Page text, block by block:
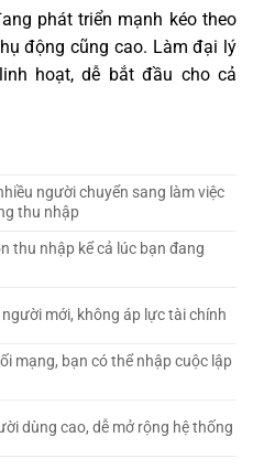
phát triển mạnh kéo theo
động cũng cao. Làm đại lý
hoạt, dễ bắt đầu cho cả
người chuyển sang làm việc
thu nhập
thu nhập kể cả lúc bạn đang
mới, không áp lực tài chính
mạng, bạn có thể nhập cuộc lập
dùng cao, dễ mở rộng hệ thống